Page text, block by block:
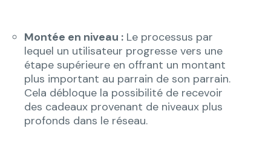
Montée en niveau : Le processus par
lequel un utilisateur progresse vers une
étape supérieure en offrant un montant
plus important au parrain de son parrain.
Cela débloque la possibilité de recevoir
des cadeaux provenant de niveaux plus
profonds dans le réseau.